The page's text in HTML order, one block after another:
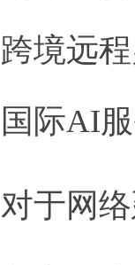
跨境远
国际AI
对于网